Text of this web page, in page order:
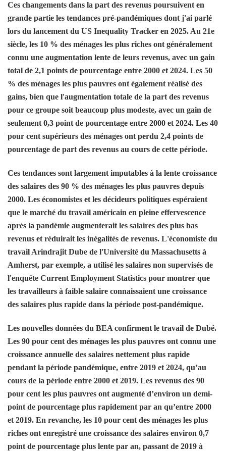
Ces changements dans la part des revenus poursuivent en
grande partie les tendances pré-pandémiques dont j'ai parlé
lors du lancement du US Inequality Tracker en 2025. Au 21e
siècle, les 10 % des ménages les plus riches ont généralement
connu une augmentation lente de leurs revenus, avec un gain
total de 2,1 points de pourcentage entre 2000 et 2024. Les 50
% des ménages les plus pauvres ont également réalisé des
gains, bien que l'augmentation totale de la part des revenus
pour ce groupe soit beaucoup plus modeste, avec un gain de
seulement 0,3 point de pourcentage entre 2000 et 2024. Les 40
pour cent supérieurs des ménages ont perdu 2,4 points de
pourcentage de part des revenus au cours de cette période.
Ces tendances sont largement imputables à la lente croissance
des salaires des 90 % des ménages les plus pauvres depuis
2000. Les économistes et les décideurs politiques espéraient
que le marché du travail américain en pleine effervescence
après la pandémie augmenterait les salaires des plus bas
revenus et réduirait les inégalités de revenus. L'économiste du
travail Arindrajit Dube de l'Université du Massachusetts à
Amherst, par exemple, a utilisé les salaires non supervisés de
l'enquête Current Employment Statistics pour montrer que
les travailleurs à faible salaire connaissaient une croissance
des salaires plus rapide dans la période post-pandémique.
Les nouvelles données du BEA confirment le travail de Dubé.
Les 90 pour cent des ménages les plus pauvres ont connu une
croissance annuelle des salaires nettement plus rapide
pendant la période pandémique, entre 2019 et 2024, qu’au
cours de la période entre 2000 et 2019. Les revenus des 90
pour cent les plus pauvres ont augmenté d’environ un demi-
point de pourcentage plus rapidement par an qu’entre 2000
et 2019. En revanche, les 10 pour cent des ménages les plus
riches ont enregistré une croissance des salaires environ 0,7
point de pourcentage plus lente par an, passant de 2019 à